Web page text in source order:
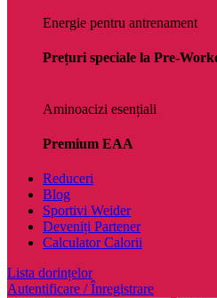
Energie pentru antrenament
Prețuri speciale la Pre-
Aminoacizi esențiali
Premium EAA
Reduceri
Blog
Sportivi Weider
Deveniți Partener
Calculator Calorii
Lista dorințelor
Autentificare / Înregistrare